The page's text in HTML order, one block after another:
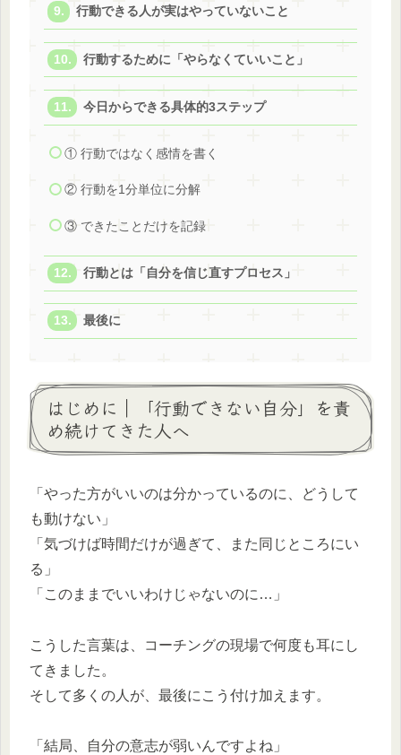
行動できる人が実はやっていないこと
行動するために「やらなくていいこと」
今日からできる具体的3ステップ
① 行動ではなく感情を書く
② 行動を1分単位に分解
③ できたことだけを記録
行動とは「自分を信じ直すプロセス」
最後に
はじめに｜「行動できない自分」を責
め続けてきた人へ
「やった方がいいのは分かっているのに、どうして
も動けない」
「気づけば時間だけが過ぎて、また同じところにい
る」
「このままでいいわけじゃないのに…」
こうした言葉は、コーチングの現場で何度も耳にし
てきました。
そして多くの人が、最後にこう付け加えます。
「結局、自分の意志が弱いんですよね」